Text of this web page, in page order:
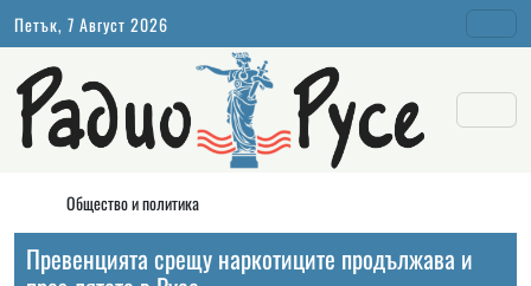
Петък, 7 Август 2026
Общество и политика
Превенцията срещу наркотиците продължава и